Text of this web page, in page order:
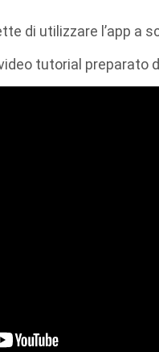
di utilizzare l’app a
tutorial preparato